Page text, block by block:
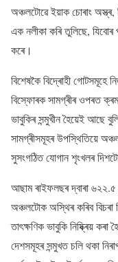
অঞ্চলটোৱে ইয়াক চোৰাং
এক নলীকা কৰি তুলিছে, যিবোৰ
কৰে।
বিশেষকৈ বিদ্ৰোহী গোটসমূহে
বিস্ফোৰক সামগ্ৰীৰ ওপৰত
ভাবুকিৰ সন্মুখীন হৈয়েই আছে
সামগ্ৰীসমূহৰ উপস্থিতিয়ে
সুসংগঠিত যোগান শৃংখলৰ
আছাম ৰাইফলছৰ দ্বাৰা
অঞ্চলটোক অস্থিৰ কৰিব
তাৎক্ষণিক ভাবুকি নিষ্ক্ৰিয়
দেশসমূহৰ সন্মুখত চলি থকা